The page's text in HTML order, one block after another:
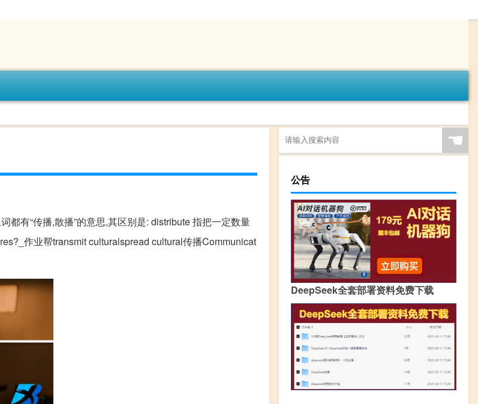
都有“传播,散播”的意思,其区别是: distribute 指把一定数量
作业帮transmit culturalspread cultural传播Communicat
☚
公告
DeepSeek全套部署资料免费下载